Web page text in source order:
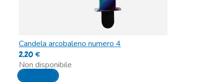
Candela arcobaleno numero 4
2,20€
Non disponibile
Leggi tutto